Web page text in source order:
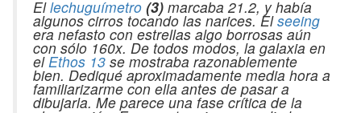
Ellechuguímetro (3) marcaba 21.2, y había
algunos cirros tocando las narices. Elseeing
era nefasto con estrellas algo borrosas aún
con sólo 160x. De todos modos, la galaxia en
elEthos 13 se mostraba razonablemente
bien. Dediqué aproximadamente media hora a
familiarizarme con ella antes de pasar a
dibujarla. Me parece una fase crítica de la